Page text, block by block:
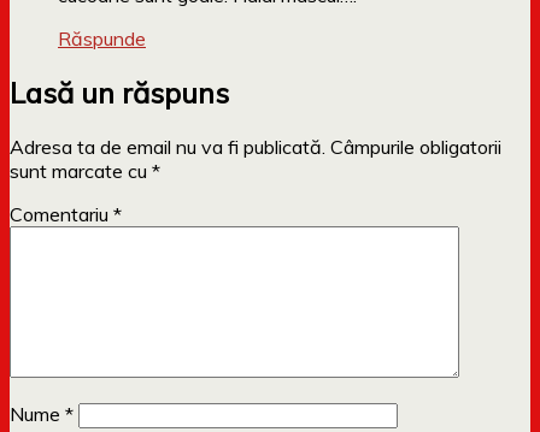
Răspunde
Lasă un răspuns
Adresa ta de email nu va fi publicată. Câmpurile obligatorii
sunt marcate cu *
Comentariu *
Nume *